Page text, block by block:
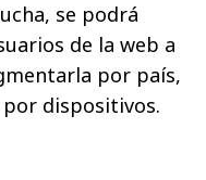
se podrá
de la web a
por país,
dispositivos.